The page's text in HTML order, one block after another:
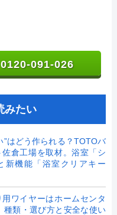
0120-091-026
みたい
”はどう作られる？TOTOバ
佐倉工場を取材。浴室「シ
新機能「浴室クリアキー
ワイヤーはホームセンタ
種類・選び方と安全な使い